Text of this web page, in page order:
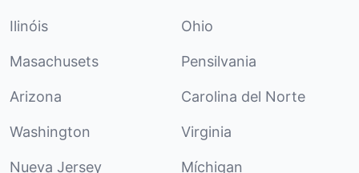
Ilinóis Ohio
Masachusets Pensilvania
Arizona Carolina del Norte
Washington Virginia
Nueva Jersey Míchigan